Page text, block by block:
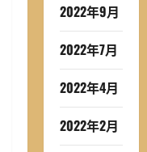
2022年9月
2022年7月
2022年4月
2022年2月